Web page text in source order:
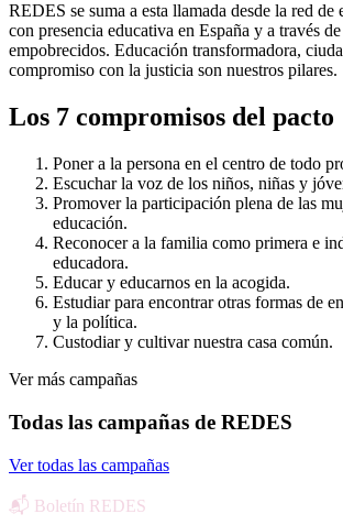
REDES se suma a esta llamada desde la red de
con presencia educativa en España y a través
empobrecidos. Educación transformadora,
compromiso con la justicia son nuestros pilares.
Los 7 compromisos del pacto
Poner a la persona en el centro de todo
Escuchar la voz de los niños, niñas y
Promover la participación plena de las
educación.
Reconocer a la familia como primera e
educadora.
Educar y educarnos en la acogida.
Estudiar para encontrar otras formas de
y la política.
Custodiar y cultivar nuestra casa común.
Ver más campañas
Todas las campañas de REDES
Ver todas las campañas
📬 Boletín REDES